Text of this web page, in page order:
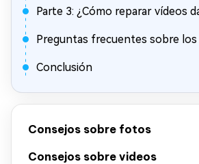
Parte 3: ¿Cómo reparar vídeos
Preguntas frecuentes sobre los
Conclusión
Consejos sobre fotos
Consejos sobre videos